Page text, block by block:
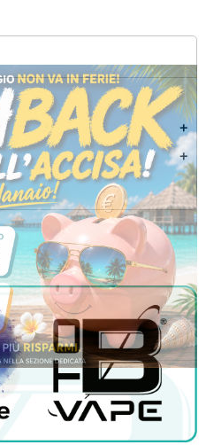
add
add